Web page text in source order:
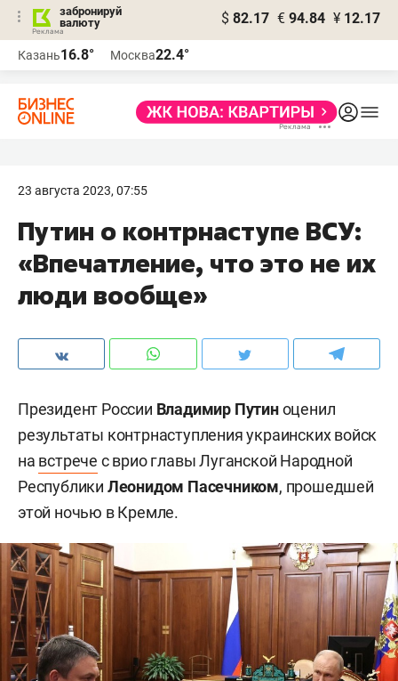
забронируй
валюту
$ 82.17 € 94.84 ¥ 12.17
Казань16.8° Москва22.4°
23 августа 2023, 07:55
Путин о контрнаступе ВСУ:
«Впечатление, что это не их
люди вообще»
Президент России Владимир Путиноценил
результаты контрнаступления украинских войск
на встрече с врио главы Луганской Народной
Республики Леонидом Пасечником, прошедшей
этой ночью в Кремле.